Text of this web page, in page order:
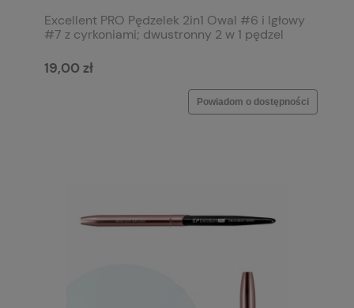
Excellent PRO Pędzelek 2in1 Owal #6 i Igłowy
#7 z cyrkoniami; dwustronny 2 w 1 pędzel
19,00 zł
Powiadom o dostępności